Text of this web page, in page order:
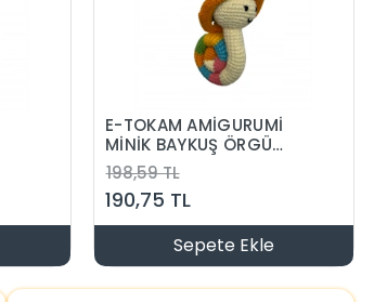
E-TOKAM AMİGURUMİ
MİNİK BAYKUŞ ÖRGÜ
ANAHTARLIK
198,59 TL
190,75 TL
Sepete Ekle